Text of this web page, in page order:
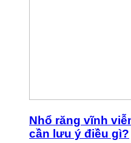
Nhổ răng vĩnh
cần lưu ý điều gì?